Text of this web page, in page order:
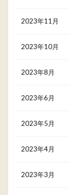
2023年11月
2023年10月
2023年8月
2023年6月
2023年5月
2023年4月
2023年3月